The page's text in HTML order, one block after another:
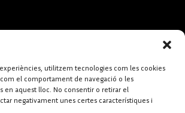
utilitzem tecnologies com les cookies
el comportament de navegació o les
en aquest lloc. No consentir o retirar el
negativament unes certes característiques i